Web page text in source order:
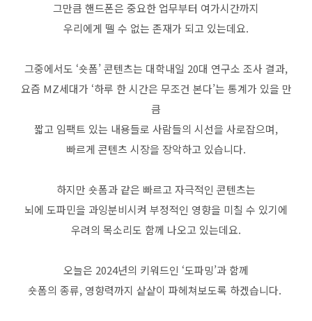
그만큼 핸드폰은 중요한 업무부터 여가시간까지
우리에게 뗄 수 없는 존재가 되고 있는데요.
그중에서도 ‘숏폼’콘텐츠는 대학내일 20대 연구소 조사 결과,
요즘 MZ세대가 ‘하루 한 시간은 무조건 본다’는 통계가 있을 만
큼
짧고 임팩트 있는 내용들로 사람들의 시선을 사로잡으며,
빠르게 콘텐츠 시장을 장악하고 있습니다.
하지만 숏폼과 같은 빠르고 자극적인 콘텐츠는
뇌에 도파민을 과잉분비시켜 부정적인 영향을 미칠 수 있기에
우려의 목소리도 함께 나오고 있는데요.
오늘은 2024년의 키워드인 ‘도파밍’과 함께
숏폼의 종류, 영향력까지 샅샅이 파헤쳐보도록 하겠습니다.